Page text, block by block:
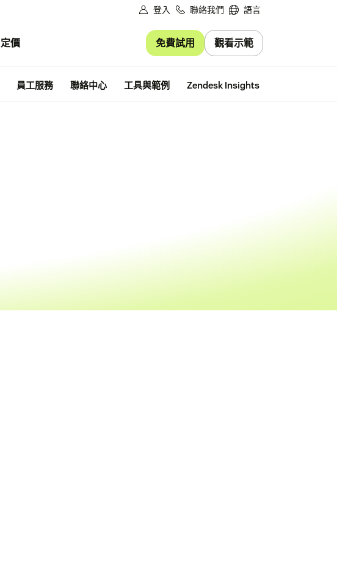
登入 聯絡我們 語言
定價 免費試用 觀看示範
員工服務 聯絡中心 工具與範例 Zendesk Insights